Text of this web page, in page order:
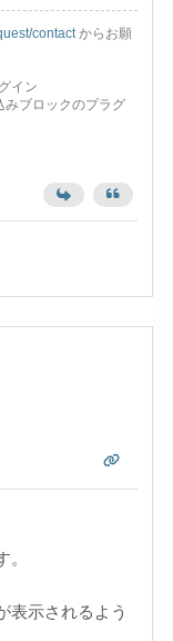
contactからお願
イン
ブロックのプラグ
表示されるよう